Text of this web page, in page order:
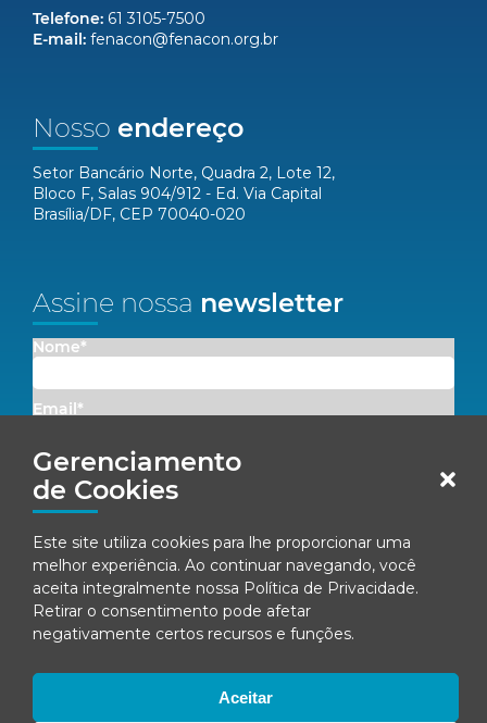
Gerenciamento
de Cookies
Este site utiliza cookies para lhe proporcionar uma
melhor experiência. Ao continuar navegando, você
aceita integralmente nossa Política de Privacidade.
Retirar o consentimento pode afetar
negativamente certos recursos e funções.
Aceitar
Telefone: 61 3105-7500
E-mail: fenacon@fenacon.org.br
Nosso endereço
Setor Bancário Norte, Quadra 2, Lote 12,
Bloco F, Salas 904/912 - Ed. Via Capital
Brasília/DF, CEP 70040-020
Assine nossa newsletter
Nome*
Email*
Concordo em receber comunicações da Fenacon.
Ao se inscrever, você concorda com nossaPolítica de Privacidade
Política de privacidade